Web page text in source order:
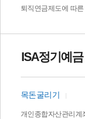
퇴직연금제도에 따
ISA정기예금
목돈굴리기
개인종합자산관리계